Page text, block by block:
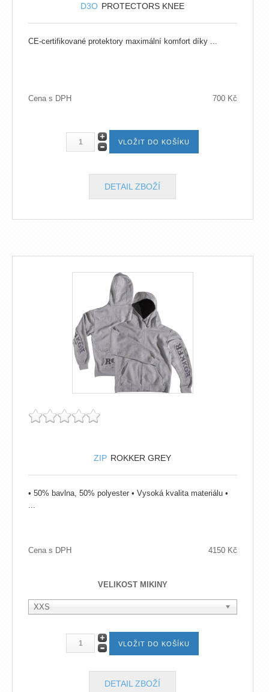
D3O PROTECTORS KNEE
CE-certifikované protektory maximální komfort díky ...
Cena s DPH 700 Kč
DETAIL ZBOŽÍ
ZIP ROKKER GREY
• 50% bavlna, 50% polyester • Vysoká kvalita materiálu •
...
Cena s DPH 4150 Kč
VELIKOST MIKINY
XXS
DETAIL ZBOŽÍ